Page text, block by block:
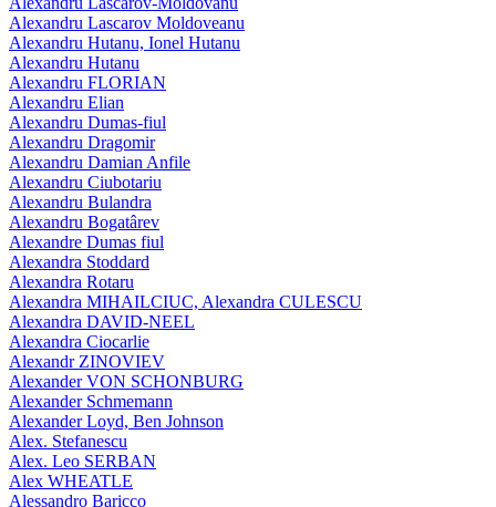
Alexandru Lascarov Moldoveanu
Alexandru Hutanu, Ionel Hutanu
Alexandru Hutanu
Alexandru FLORIAN
Alexandru Elian
Alexandru Dumas-fiul
Alexandru Dragomir
Alexandru Damian Anfile
Alexandru Ciubotariu
Alexandru Bulandra
Alexandru Bogatârev
Alexandre Dumas fiul
Alexandra Stoddard
Alexandra Rotaru
Alexandra MIHAILCIUC, Alexandra CULESCU
Alexandra DAVID-NEEL
Alexandra Ciocarlie
Alexandr ZINOVIEV
Alexander VON SCHONBURG
Alexander Schmemann
Alexander Loyd, Ben Johnson
Alex. Stefanescu
Alex. Leo SERBAN
Alex WHEATLE
Alessandro Baricco